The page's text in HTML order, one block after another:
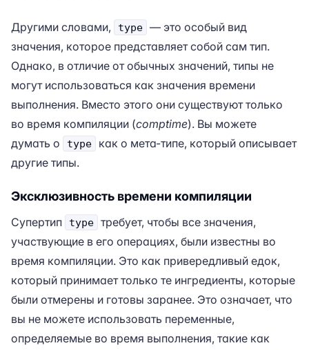
Другими словами, type — это особый вид
значения, которое представляет собой сам тип.
Однако, в отличие от обычных значений, типы не
могут использоваться как значения времени
выполнения. Вместо этого они существуют только
во время компиляции (comptime). Вы можете
думать о
type
как о мета-типе, который описывает
другие типы.
Эксклюзивность времени компиляции
Супертип type требует, чтобы все значения,
участвующие в его операциях, были известны во
время компиляции. Это как привередливый едок,
который принимает только те ингредиенты, которые
были отмерены и готовы заранее. Это означает, что
вы не можете использовать переменные,
определяемые во время выполнения, такие как